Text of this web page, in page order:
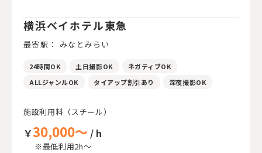
横浜ベイホテル東急
最寄駅： みなとみらい
24時間OK 土日撮影OK
ネガティブOK
ALLジャンルOK
タイアップ割引あり 深夜撮影OK
施設利用料（スチール）
￥30,000～ / h
※最低利用2h～